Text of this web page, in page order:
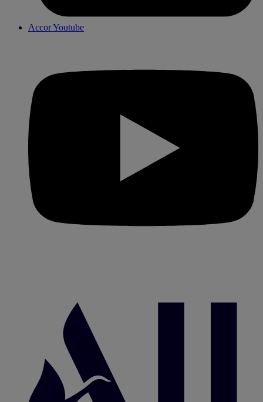
Accor Youtube